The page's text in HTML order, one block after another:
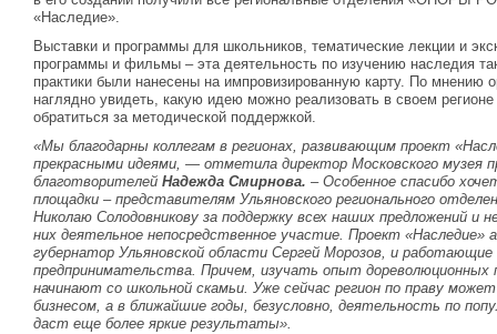
«Наследие».
Выставки и программы для школьников, тематические лекции и
программы и фильмы – эта деятельность по изучению наследия
практики были нанесены на импровизированную карту. По мнению
наглядно увидеть, какую идею можно реализовать в своем регионе
обратиться за методической поддержкой.
«Мы благодарны коллегам в регионах, развивающим проект
прекрасными идеями, — отметила директор Московского музея
благотворителей Надежда Смирнова. – Особенное спасибо
площадки – представителям Ульяновского регионального
Николаю Солодовникову за поддержку всех наших предложений и
них деятельное непосредственное участие. Проект «Наследие»
губернатор Ульяновской области Сергей Морозов, и
предпринимательства. Причем, изучать опыт дореволюционных
начинают со школьной скамьи. Уже сейчас регион по праву
бизнесом, а в ближайшие годы, безусловно, деятельность по
даст еще более яркие результаты».